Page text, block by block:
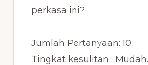
perkasa ini?
Jumlah Pertanyaan: 10.
Tingkat kesulitan : Mudah.